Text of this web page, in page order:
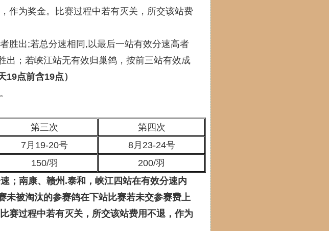
作为奖金。比赛过程中若有灭关，所交该站费
胜出;若总分速相同,以最后一站有效分速高者
出；若峡江站无有效归巢鸽，按前三站有效成
19点前含19点）
第三次
第四次
7月19-20号
8月23-24号
150/羽
200/羽
；南康、赣州.泰和，峡江四站在有效分速内
未被淘汰的参赛鸽在下站比赛若未交参赛费上
比赛过程中若有灭关，所交该站费用不退，作为